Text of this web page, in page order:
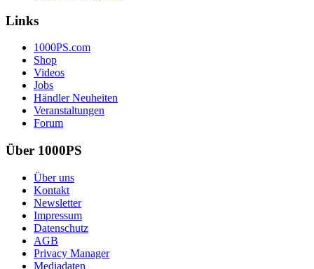
Links
1000PS.com
Shop
Videos
Jobs
Händler Neuheiten
Veranstaltungen
Forum
Über 1000PS
Über uns
Kontakt
Newsletter
Impressum
Datenschutz
AGB
Privacy Manager
Mediadaten